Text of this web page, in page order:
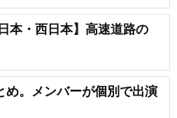
本・西日本】高速道路の
め。メンバーが個別で出演